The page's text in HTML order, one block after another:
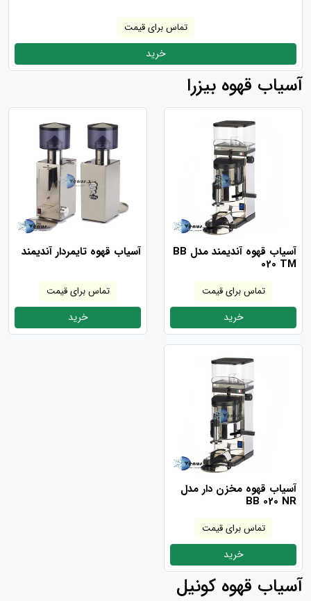
تماس برای قیمت
خرید
آسیاب قهوه بیزرا
آسیاب قهوه آندیمند مدل BB
020 TM
تماس برای قیمت
خرید
آسیاب قهوه تایمردار آندیمند
تماس برای قیمت
خرید
آسیاب قهوه مخزن دار مدل
BB 020 NR
تماس برای قیمت
خرید
آسیاب قهوه کونیل